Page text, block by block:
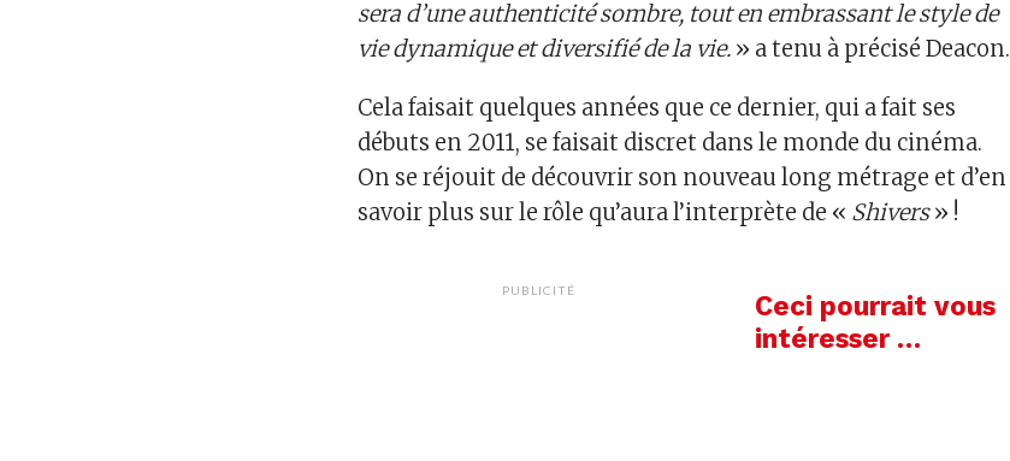
sera d’une authenticité sombre, tout en embrassant le style de
vie dynamique et diversifié de la vie. » a tenu à précisé Deacon.
Cela faisait quelques années que ce dernier, qui a fait ses
débuts en 2011, se faisait discret dans le monde du cinéma.
On se réjouit de découvrir son nouveau long métrage et d’en
savoir plus sur le rôle qu’aura l’interprète de « Shivers» !
PUBLICITÉ
Ceci pourrait vous
intéresser …